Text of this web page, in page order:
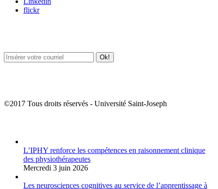
flickr
©2017 Tous droits réservés - Université Saint-Joseph
L’IPHY renforce les compétences en raisonnement clinique
des physiothérapeutes
Mercredi 3 juin 2026
Les neurosciences cognitives au service de l’apprentissage à